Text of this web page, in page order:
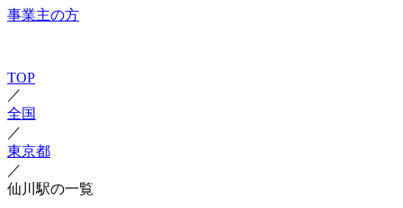
事業主の方
TOP
／
全国
／
東京都
／
仙川駅の一覧